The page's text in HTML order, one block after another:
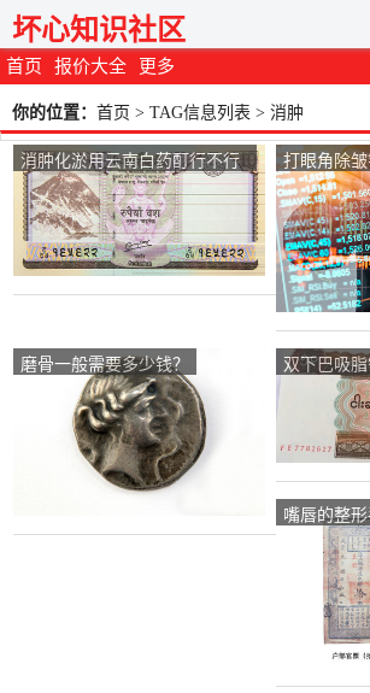
首页 报价大全 更多
坏心知识社区
你的位置： 首页 > TAG信息列表 > 消肿
消肿化淤用云南白药酊行不行
云南白药酊管用？
打眼角除
磨骨一般需要多少钱？ 双下巴吸
嘴唇的整